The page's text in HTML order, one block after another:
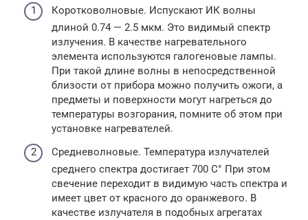
Коротковолновые. Испускают ИК волны
длиной 0.74 — 2.5 мкм. Это видимый спектр
излучения. В качестве нагревательного
элемента используются галогеновые лампы.
При такой длине волны в непосредственной
близости от прибора можно получить ожоги, а
предметы и поверхности могут нагреться до
температуры возгорания, помните об этом при
установке нагревателей.
Средневолновые. Температура излучателей
среднего спектра достигает 700 С° При этом
свечение переходит в видимую часть спектра и
имеет цвет от красного до оранжевого. В
качестве излучателя в подобных агрегатах